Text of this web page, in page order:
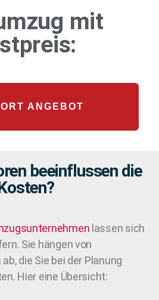
mit
ANGEBOT
beeinflussen die
lassen sich
Sie hängen von
die Sie bei der Planung
Hier eine Übersicht: